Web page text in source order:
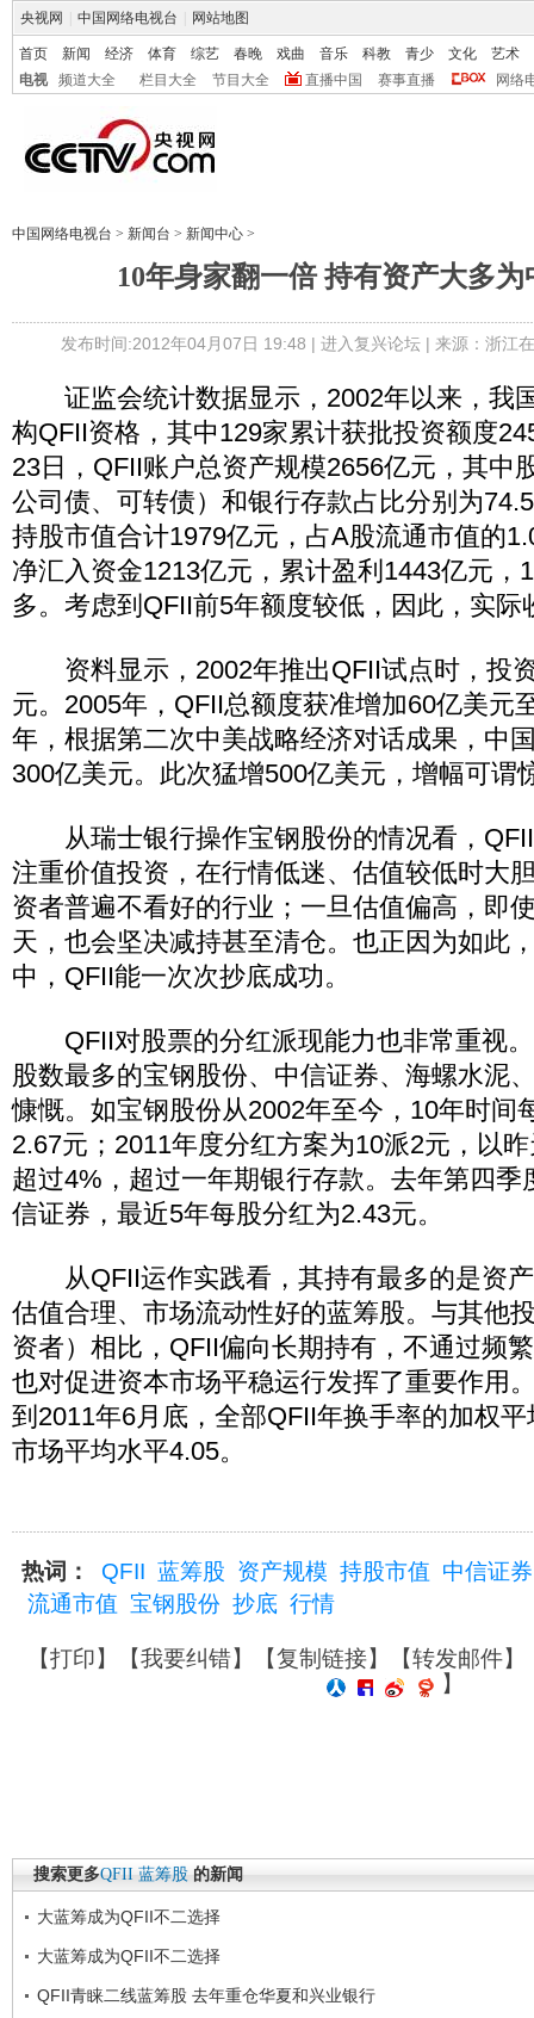
央视网 中国网络电视台 网站地图
首页 新闻 经济 体育 综艺 春晚 戏曲 音乐 科教 青少 文化
艺术
电视
频道大全 栏目大全 节目大全 直播中国 赛事直播 网络
中国网络电视台 > 新闻台 > 新闻中心 >
10年身家翻一倍 持有资产大多
发布时间:2012年04月07日 19:48 | 进入复兴论坛 | 来源：浙江
证监会统计数据显示，2002年以来，我
构QFII资格，其中129家累计获批投资额度
23日，QFII账户总资产规模2656亿元，其中
公司债、可转债）和银行存款占比分别为
持股市值合计1979亿元，占A股流通市值的
净汇入资金1213亿元，累计盈利1443亿元，
多。考虑到QFII前5年额度较低，因此，实际
资料显示，2002年推出QFII试点时，投
元。2005年，QFII总额度获准增加60亿美元
年，根据第二次中美战略经济对话成果，中
300亿美元。此次猛增500亿美元，增幅可谓
从瑞士银行操作宝钢股份的情况看，QFII
注重价值投资，在行情低迷、估值较低时大
资者普遍不看好的行业；一旦估值偏高，即
天，也会坚决减持甚至清仓。也正因为如此
中，QFII能一次次抄底成功。
QFII对股票的分红派现能力也非常重视。
股数最多的宝钢股份、中信证券、海螺水泥
慷慨。如宝钢股份从2002年至今，10年时间
2.67元；2011年度分红方案为10派2元，以
超过4%，超过一年期银行存款。去年第四季
信证券，最近5年每股分红为2.43元。
从QFII运作实践看，其持有最多的是资产
估值合理、市场流动性好的蓝筹股。与其他
资者）相比，QFII偏向长期持有，不通过频
也对促进资本市场平稳运行发挥了重要作用
到2011年6月底，全部QFII年换手率的加权
市场平均水平4.05。
热词： QFII 蓝筹股 资产规模 持股市值 中信证券
流通市值 宝钢股份 抄底 行情
【打印】【我要纠错】【复制链接】【转发邮件】
】
搜索更多QFII 蓝筹股 的新闻
大蓝筹成为QFII不二选择
大蓝筹成为QFII不二选择
QFII青睐二线蓝筹股 去年重仓华夏和兴业银行